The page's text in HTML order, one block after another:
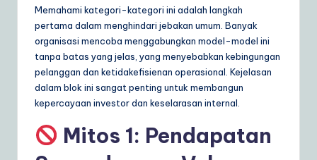
Memahami kategori-kategori ini adalah langkah
pertama dalam menghindari jebakan umum. Banyak
organisasi mencoba menggabungkan model-model ini
tanpa batas yang jelas, yang menyebabkan kebingungan
pelanggan dan ketidakefisienan operasional. Kejelasan
dalam blok ini sangat penting untuk membangun
kepercayaan investor dan keselarasan internal.
Mitos 1: Pendapatan